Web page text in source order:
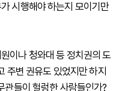
시행해야 하는지 모이기만
이나 청와대 등 정치권의 도
주변 권유도 있었지만 하지
관들이 헐렁한 사람들인가?